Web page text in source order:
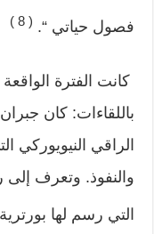
فصول حياتي “. ( 8 )
باللقاءات: كان
الراقي النيويوركي
والنفوذ. وتعرف إلى
التي رسم لها